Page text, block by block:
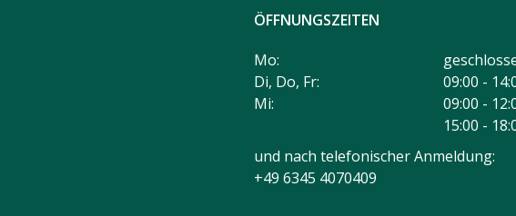
ÖFFNUNGSZEITEN
Mo:
Di, Do, Fr:
09:00 -
Mi:
09:00 -
15:00 -
und nach telefonischer Anmeldung:
+49 6345 4070409